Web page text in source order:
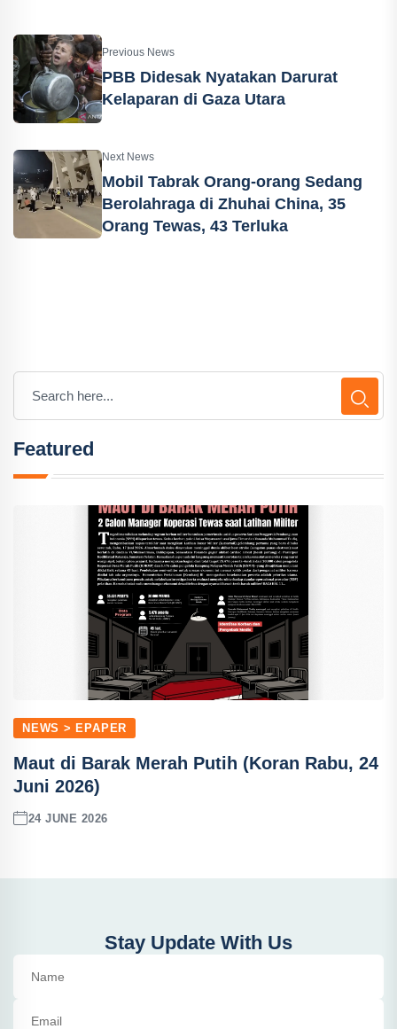
Previous News
PBB Didesak Nyatakan Darurat
Kelaparan di Gaza Utara
Next News
Mobil Tabrak Orang-orang Sedang
Berolahraga di Zhuhai China, 35
Orang Tewas, 43 Terluka
Featured
NEWS > EPAPER
Maut di Barak Merah Putih (Koran Rabu, 24
Juni 2026)
24 JUNE 2026
Stay Update With Us